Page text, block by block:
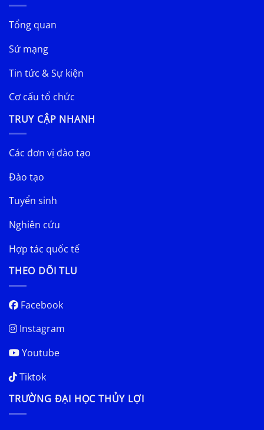
Tổng quan
Sứ mạng
Tin tức & Sự kiện
Cơ cấu tổ chức
TRUY CẬP NHANH
Các đơn vị đào tạo
Đào tạo
Tuyển sinh
Nghiên cứu
Hợp tác quốc tế
THEO DÕI TLU
Facebook
Instagram
Youtube
Tiktok
TRƯỜNG ĐẠI HỌC THỦY LỢI